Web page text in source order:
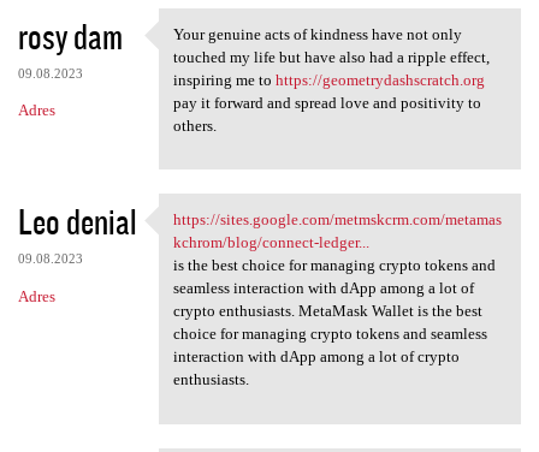
rosy dam
09.08.2023
Adres
Your genuine acts of kindness
Your genuine acts of kindness have not only
touched my life but have also had a ripple effect,
inspiring me to https://geometrydashscratch.org
pay it forward and spread love and positivity to
others.
Leo denial
09.08.2023
Adres
https://sites.google.com
https://sites.google.com/metmskcrm.com/metamas
kchrom/blog/connect-ledger...
is the best choice for managing crypto tokens and
seamless interaction with dApp among a lot of
crypto enthusiasts. MetaMask Wallet is the best
choice for managing crypto tokens and seamless
interaction with dApp among a lot of crypto
enthusiasts.